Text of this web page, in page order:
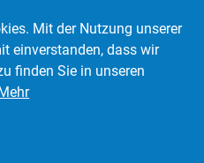
Mit der Nutzung unserer
einverstanden, dass wir
finden Sie in unseren
Login